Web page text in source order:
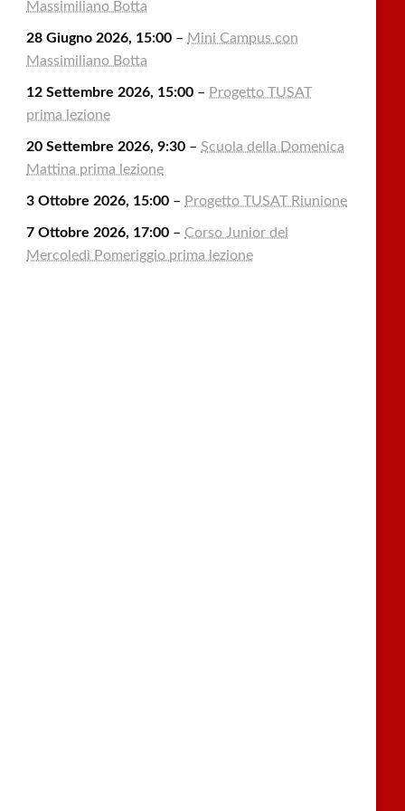
Massimiliano Botta
28 Giugno 2026, 15:00 – Mini Campus con
Massimiliano Botta
12 Settembre 2026, 15:00 – Progetto TUSAT
prima lezione
20 Settembre 2026, 9:30 –Scuola della Domenica
Mattina prima lezione
3 Ottobre 2026, 15:00 – Progetto TUSAT Riunione
7 Ottobre 2026, 17:00 – Corso Junior del
Mercoledì Pomeriggio prima lezione